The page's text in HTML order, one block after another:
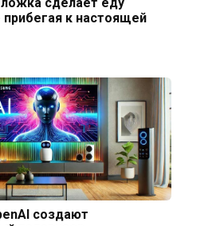
к настоящей
создают